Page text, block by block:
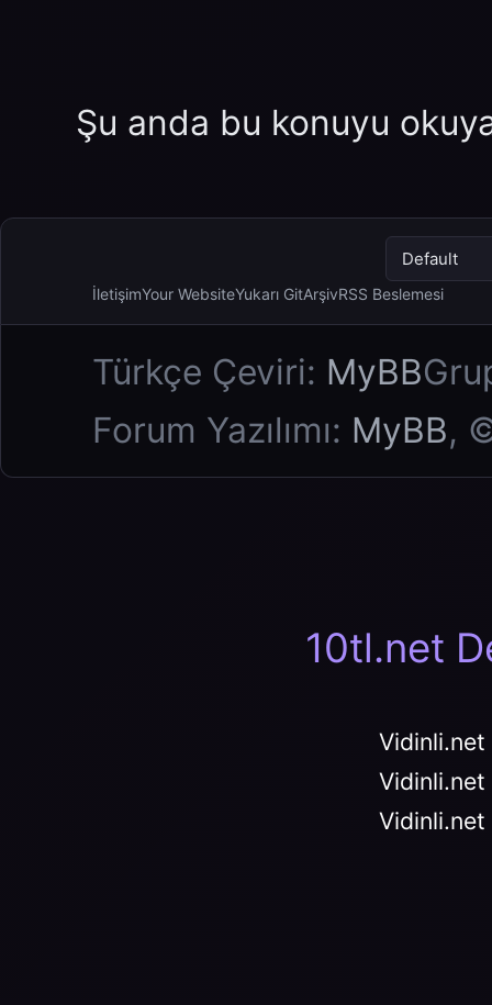
Şu anda bu konuyu
İletişimYour WebsiteYukarı GitArşivRSS Beslemesi
Türkçe Çeviri: MyBB
Forum Yazılımı: MyBB,
10tl.net